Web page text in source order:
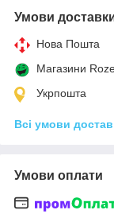
Умови
Нова Пошта
Магазини
Укрпошта
Всі умови
Умови оплати